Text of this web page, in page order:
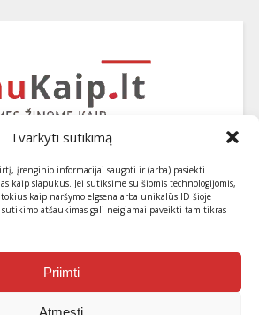
Tvarkyti sutikimą
įrenginio informacijai saugoti ir (arba) pasiekti
kaip slapukus. Jei sutiksime su šiomis technologijomis,
kaip naršymo elgsena arba unikalūs ID šioje
atšaukimas gali neigiamai paveikti tam tikras
Priimti
Atmesti
naujausius
patarimus